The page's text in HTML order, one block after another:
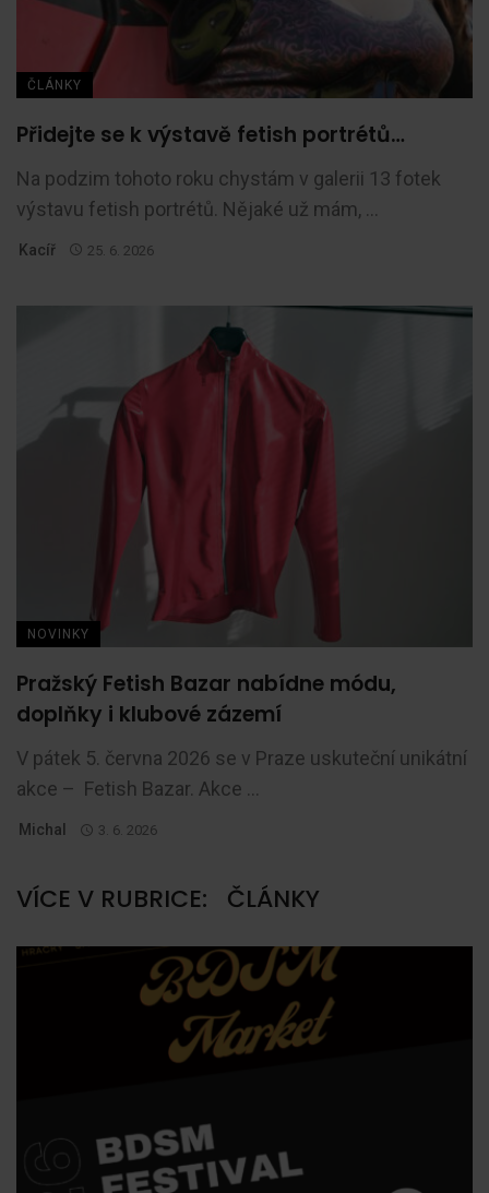
ČLÁNKY
Přidejte se k výstavě fetish portrétů…
Na podzim tohoto roku chystám v galerii 13 fotek
výstavu fetish portrétů. Nějaké už mám, ...
Kacíř 25. 6. 2026
NOVINKY
Pražský Fetish Bazar nabídne módu,
doplňky i klubové zázemí
V pátek 5. června 2026 se v Praze uskuteční unikátní
akce – Fetish Bazar. Akce ...
Michal 3. 6. 2026
VÍCE V RUBRICE: ČLÁNKY